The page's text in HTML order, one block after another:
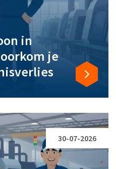
in
je
30-07-2026